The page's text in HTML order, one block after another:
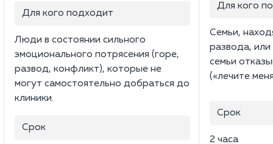
Для кого подходит
Люди в состоянии сильного
эмоционального потрясения (горе,
развод, конфликт), которые не
могут самостоятельно добраться до
клиники.
Срок
Для кого
Семьи,
развода, или
семьи
(«лечите
Срок
2 часа